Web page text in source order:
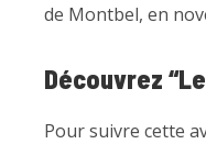
de Montbel, en
Découvrez
Pour suivre cette